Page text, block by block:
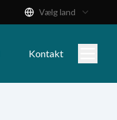
Vælg land
Kontakt